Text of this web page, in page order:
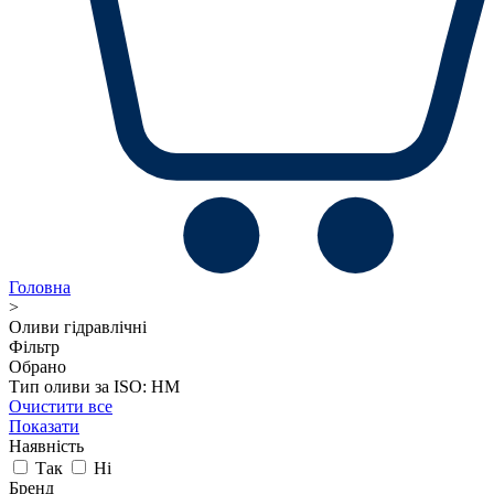
Головна
>
Оливи гідравлічні
Фільтр
Обрано
Тип оливи за ISO: HM
Очистити все
Показати
Наявність
Так
Ні
Бренд